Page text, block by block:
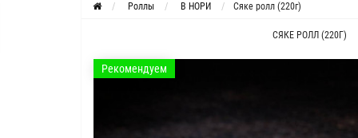
Роллы В НОРИ Сяке ролл (220г)
СЯКЕ РОЛЛ (220Г)
Рекомендуем